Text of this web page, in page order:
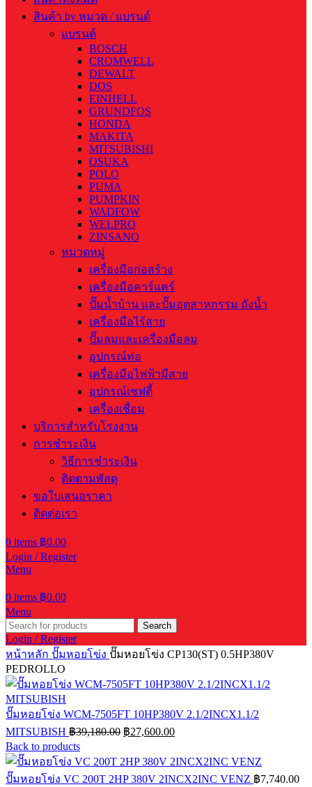
สินค้า by หมวด / แบรนด์
แบรนด์
BOSCH
CROMWELL
DEWALT
DOS
EINHELL
GRUNDFOS
HONDA
MAKITA
MITSUBISHI
OSUKA
POLO
PUMA
PUMPKIN
WADFOW
WELPRO
ZINSANO
หมวดหมู่
เครื่องมือก่อสร้าง
เครื่องมือคาร์แคร์
ปั๊มน้ำบ้าน และปั๊มอุตสาหกรรม ถังน้ำ
เครื่องมือไร้สาย
ปั๊มลมและเครื่องมือลม
อุปกรณ์ท่อ
เครื่องมือไฟฟ้ามีสาย
อุปกรณ์เซฟตี้
เครื่องเชื่อม
บริการสำหรับโรงงาน
การชำระเงิน
วิธีการชำระเงิน
ติดตามพัสดุ
ขอใบเสนอราคา
ติดต่อเรา
0 items ฿0.00
Login / Register
Menu
0 items ฿0.00
Menu
Search
Login / Register
หน้าหลัก ปั๊มหอยโข่ง ปั๊มหอยโข่ง CP130(ST) 0.5HP380V
PEDROLLO
ปั๊มหอยโข่ง WCM-7505FT 10HP380V 2.1/2INCX1.1/2
MITSUBISH ฿39,180.00 Original
price
฿39,180.00.
฿27,600.00Current
price
฿27,600.00.
Back to products
ปั๊มหอยโข่ง VC 200T 2HP 380V 2INCX2INC VENZ ฿7,740.00